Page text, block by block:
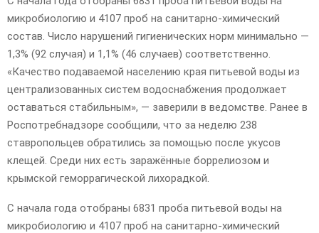
микробиологию и 4107 проб на санитарно-химический
состав. Число нарушений гигиенических норм минимально —
1,3% (92 случая) и 1,1% (46 случаев) соответственно.
«Качество подаваемой населению края питьевой воды из
централизованных систем водоснабжения продолжает
оставаться стабильным», — заверили в ведомстве. Ранее в
Роспотребнадзоре сообщили, что за неделю 238
ставропольцев обратились за помощью после укусов
клещей. Среди них есть заражённые боррелиозом и
крымской геморрагической лихорадкой.
С начала года отобраны 6831 проба питьевой воды на
микробиологию и 4107 проб на санитарно-химический